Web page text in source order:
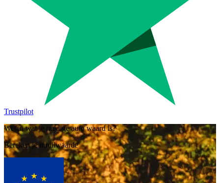
Trustpilot
Weten wat je huidige auto waard is?
Bereken je inruilwaarde